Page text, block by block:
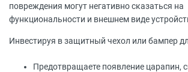
повреждения могут негативно сказаться на
функциональности и внешнем виде
Инвестируя в защитный чехол или бампер
Предотвращаете появление царапин,